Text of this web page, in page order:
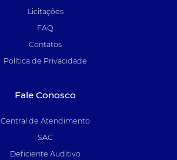
Licitações
FAQ
Contatos
Política de Privacidade
Fale Conosco
Central de Atendimento
SAC
Deficiente Auditivo